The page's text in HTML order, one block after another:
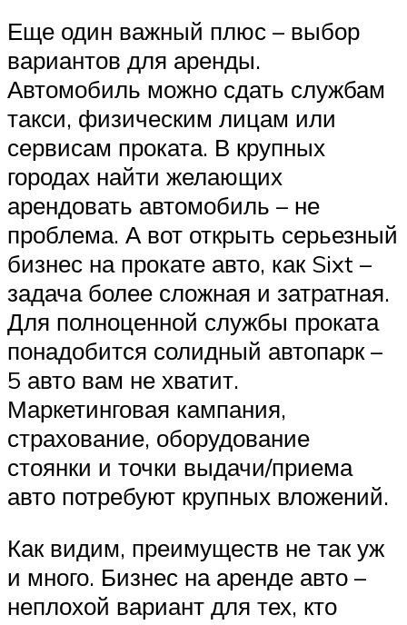
Еще один важный плюс – выбор
вариантов для аренды.
Автомобиль можно сдать службам
такси, физическим лицам или
сервисам проката. В крупных
городах найти желающих
арендовать автомобиль – не
проблема. А вот открыть серьезный
бизнес на прокате авто, как Sixt –
задача более сложная и затратная.
Для полноценной службы проката
понадобится солидный автопарк –
5 авто вам не хватит.
Маркетинговая кампания,
страхование, оборудование
стоянки и точки выдачи/приема
авто потребуют крупных вложений.
Как видим, преимуществ не так уж
и много. Бизнес на аренде авто –
неплохой вариант для тех, кто